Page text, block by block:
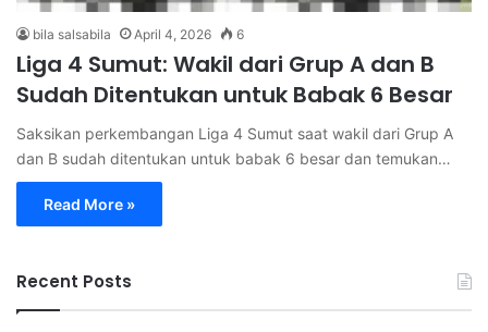
bila salsabila April 4, 2026 6
Liga 4 Sumut: Wakil dari Grup A dan B
Sudah Ditentukan untuk Babak 6 Besar
Saksikan perkembangan Liga 4 Sumut saat wakil dari Grup A
dan B sudah ditentukan untuk babak 6 besar dan temukan…
Read More »
Recent Posts